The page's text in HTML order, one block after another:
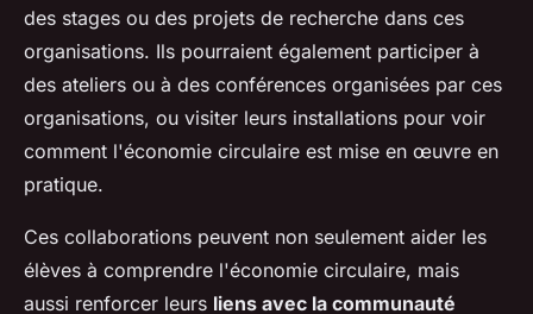
des stages ou des projets de recherche dans ces
organisations. Ils pourraient également participer à
des ateliers ou à des conférences organisées par ces
organisations, ou visiter leurs installations pour voir
comment l'économie circulaire est mise en œuvre en
pratique.
Ces collaborations peuvent non seulement aider les
élèves à comprendre l'économie circulaire, mais
aussi renforcer leurs liens avec la communauté